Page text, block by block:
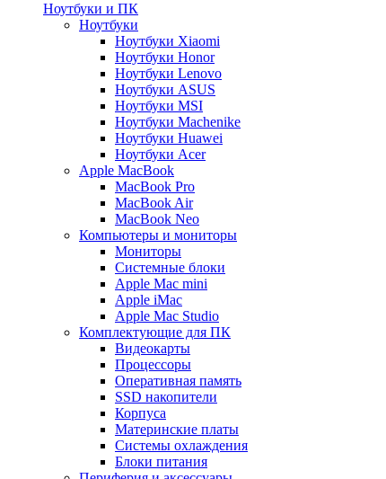
Ноутбуки и ПК
Ноутбуки
Ноутбуки Xiaomi
Ноутбуки Honor
Ноутбуки Lenovo
Ноутбуки ASUS
Ноутбуки MSI
Ноутбуки Machenike
Ноутбуки Huawei
Ноутбуки Acer
Apple MacBook
MacBook Pro
MacBook Air
MacBook Neo
Компьютеры и мониторы
Мониторы
Системные блоки
Apple Mac mini
Apple iMac
Apple Mac Studio
Комплектующие для ПК
Видеокарты
Процессоры
Оперативная память
SSD накопители
Корпуса
Материнские платы
Системы охлаждения
Блоки питания